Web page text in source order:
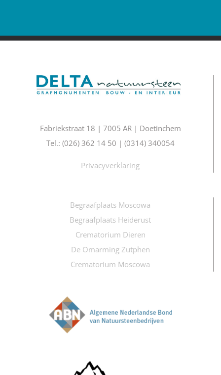
Fabriekstraat 18 | 7005 AR | Doetinchem
Tel.: (026) 362 14 50 | (0314) 340054
Privacyverklaring
Begraafplaats Moscowa
Begraafplaats Heiderust
Crematorium Dieren
De Omarming Zutphen
Crematorium Moscowa